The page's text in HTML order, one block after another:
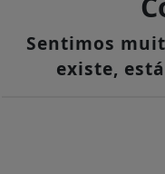
Sentimos
existe,